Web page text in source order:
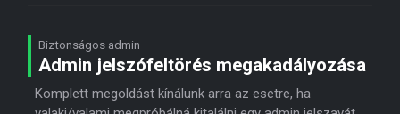
Biztonságos admin
Admin jelszófeltörés megakadályozása
Komplett megoldást kínálunk arra az esetre, ha